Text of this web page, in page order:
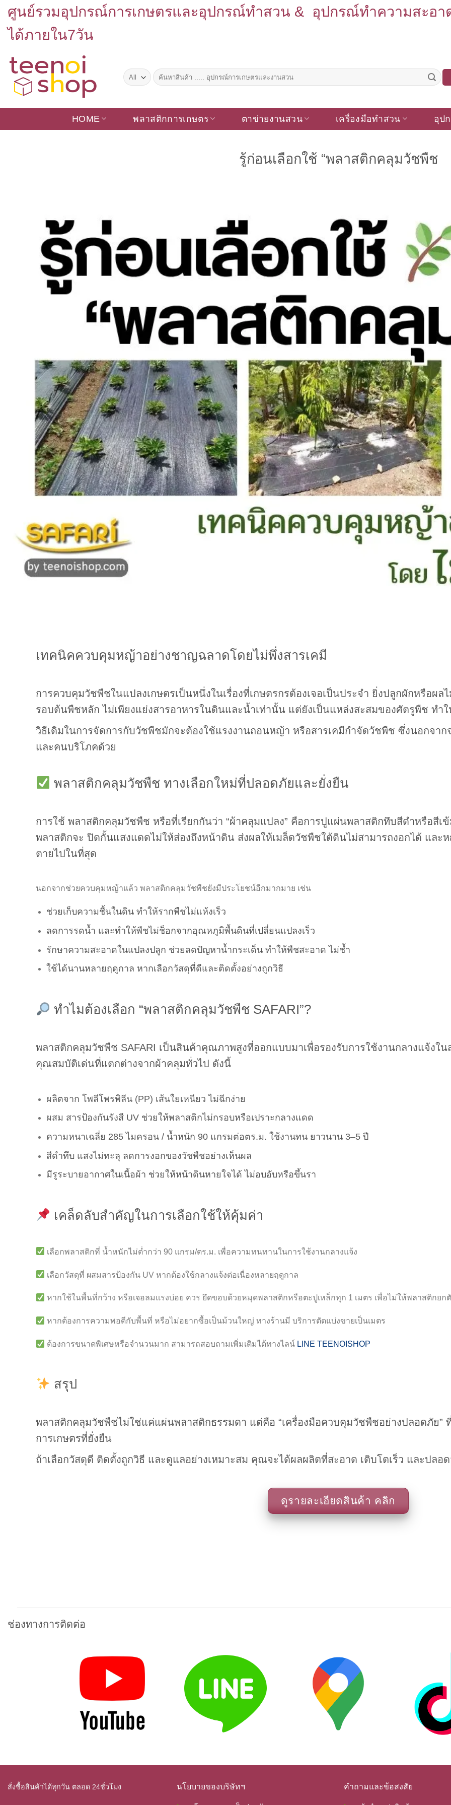
content
ศูนย์รวมอุปกรณ์การเกษตรและอุปกรณ์ทำสวน & อุปกรณ์ทำความสะ
ได้ภายใน7วัน
ค้นหา:
HOME พลาสติกการเกษตร ตาข่ายงานสวน เครื่องมือทำสวน อุป
รู้ก่อนเลือกใช้ “พลาสติกคลุมวัชพืช
เทคนิคควบคุมหญ้าอย่างชาญฉลาดโดยไม่พึ่งสารเคมี
การควบคุมวัชพืชในแปลงเกษตรเป็นหนึ่งในเรื่องที่เกษตรกรต้องเจอเป็นประจำ ยิ่งปลูกผักหรือผ
รอบต้นพืชหลัก ไม่เพียงแย่งสารอาหารในดินและน้ำเท่านั้น แต่ยังเป็นแหล่งสะสมของศัตรูพืช ทำ
วิธีเดิมในการจัดการกับวัชพืชมักจะต้องใช้แรงงานถอนหญ้า หรือสารเคมีกำจัดวัชพืช ซึ่งนอกจาก
และคนบริโภคด้วย
พลาสติกคลุมวัชพืช ทางเลือกใหม่ที่ปลอดภัยและยั่งยืน
การใช้ พลาสติกคลุมวัชพืช หรือที่เรียกกันว่า “ผ้าคลุมแปลง” คือการปูแผ่นพลาสติกทึบสีดำหรือสี
พลาสติกจะ ปิดกั้นแสงแดดไม่ให้ส่องถึงหน้าดิน ส่งผลให้เมล็ดวัชพืชใต้ดินไม่สามารถงอกได้ และ
ตายไปในที่สุด
นอกจากช่วยควบคุมหญ้าแล้ว พลาสติกคลุมวัชพืชยังมีประโยชน์อีกมากมาย เช่น
ช่วยเก็บความชื้นในดิน ทำให้รากพืชไม่แห้งเร็ว
ลดการรดน้ำ และทำให้พืชไม่ช็อกจากอุณหภูมิพื้นดินที่เปลี่ยนแปลงเร็ว
รักษาความสะอาดในแปลงปลูก ช่วยลดปัญหาน้ำกระเด็น ทำให้พืชสะอาด ไม่ช้ำ
ใช้ได้นานหลายฤดูกาล หากเลือกวัสดุที่ดีและติดตั้งอย่างถูกวิธี
ทำไมต้องเลือก “พลาสติกคลุมวัชพืช SAFARI”?
พลาสติกคลุมวัชพืช SAFARI เป็นสินค้าคุณภาพสูงที่ออกแบบมาเพื่อรองรับการใช้งานกลางแจ้งใน
คุณสมบัติเด่นที่แตกต่างจากผ้าคลุมทั่วไป ดังนี้
ผลิตจาก โพลีโพรพิลีน (PP) เส้นใยเหนียว ไม่ฉีกง่าย
ผสม สารป้องกันรังสี UV ช่วยให้พลาสติกไม่กรอบหรือเปราะกลางแดด
ความหนาเฉลี่ย 285 ไมครอน / น้ำหนัก 90 แกรมต่อตร.ม. ใช้งานทน ยาวนาน 3–5 ปี
สีดำทึบ แสงไม่ทะลุ ลดการงอกของวัชพืชอย่างเห็นผล
มีรูระบายอากาศในเนื้อผ้า ช่วยให้หน้าดินหายใจได้ ไม่อบอับหรือขึ้นรา
เคล็ดลับสำคัญในการเลือกใช้ให้คุ้มค่า
เลือกพลาสติกที่ น้ำหนักไม่ต่ำกว่า 90 แกรม/ตร.ม. เพื่อความทนทานในการใช้งานกลางแจ้ง
เลือกวัสดุที่ ผสมสารป้องกัน UV หากต้องใช้กลางแจ้งต่อเนื่องหลายฤดูกาล
หากใช้ในพื้นที่กว้าง หรือเจอลมแรงบ่อย ควร ยึดขอบด้วยหมุดพลาสติกหรือตะปูเหล็กทุก 1 เมตร เพื่อไม่ให้พลาสติกยก
หากต้องการความพอดีกับพื้นที่ หรือไม่อยากซื้อเป็นม้วนใหญ่ ทางร้านมี บริการตัดแบ่งขายเป็นเมตร
ต้องการขนาดพิเศษหรือจำนวนมาก สามารถสอบถามเพิ่มเติมได้ทางไลน์ LINE TEENOISHOP
สรุป
พลาสติกคลุมวัชพืชไม่ใช่แค่แผ่นพลาสติกธรรมดา แต่คือ “เครื่องมือควบคุมวัชพืชอย่างปลอดภัย”
การเกษตรที่ยั่งยืน
ถ้าเลือกวัสดุดี ติดตั้งถูกวิธี และดูแลอย่างเหมาะสม คุณจะได้ผลผลิตที่สะอาด เติบโตเร็ว และปลอ
ดูรายละเอียดสินค้า คลิก
ช่องทางการติดต่อ
สั่งซื้อสินค้าได้ทุกวัน ตลอด 24ชั่วโมง นโยบายของบริษัทฯ คำถามและข้อสงสัย